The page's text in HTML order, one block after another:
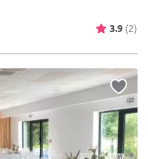
3.9 (2)